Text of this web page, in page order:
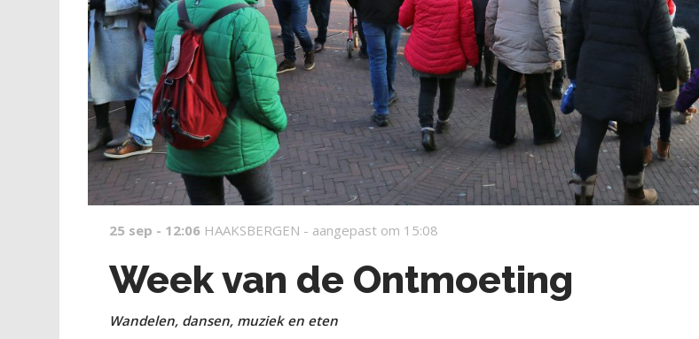
25 sep - 12:06 HAAKSBERGEN - aangepast om 15:08
Week van de Ontmoeting
Wandelen, dansen, muziek en eten